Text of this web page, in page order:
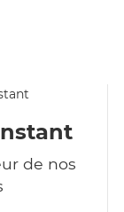
de nos